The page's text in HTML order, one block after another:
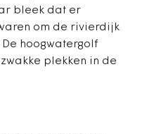
bleek dat er
om de rivierdijk
hoogwatergolf
plekken in de